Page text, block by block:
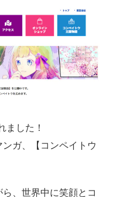
ました！
ガ、【コンペイトウ
、世界中に笑顔とコ